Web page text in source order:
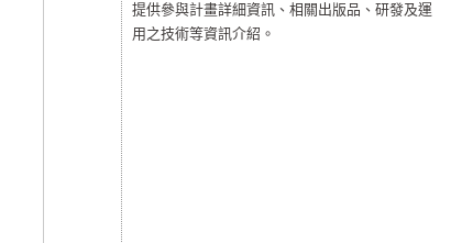
提供參與計畫詳細資訊、相關出版品、研發及運
用之技術等資訊介紹。